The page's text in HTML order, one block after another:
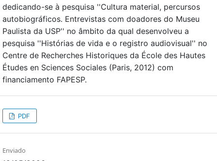
dedicando-se à pesquisa ''Cultura material, percursos
autobiográficos. Entrevistas com doadores do Museu
Paulista da USP'' no âmbito da qual desenvolveu a
pesquisa ''Histórias de vida e o registro audiovisual'' no
Centre de Recherches Historiques da École des Hautes
Études en Sciences Sociales (Paris, 2012) com
financiamento FAPESP.
PDF
Enviado